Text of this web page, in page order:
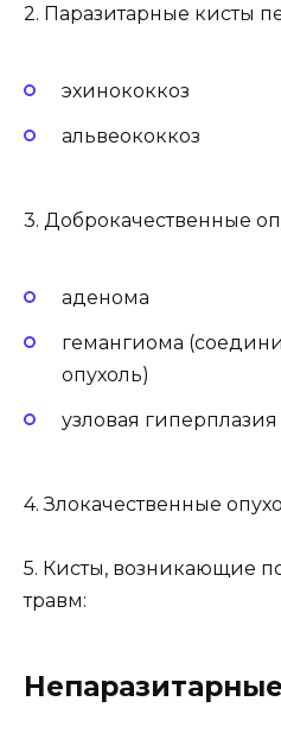
2. Паразитарные кисты
эхинококкоз
альвеококкоз
3. Доброкачественные
аденома
гемангиома
опухоль)
узловая
4. Злокачественные
5. Кисты, возникающие
травм: